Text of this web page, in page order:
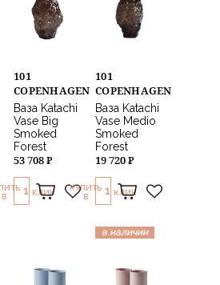
101
COPENHAGEN
Ваза Katachi
Vase Big
Smoked
Forest
53 708 ₽
В
1 КЛИК
101
COPENHAGEN
Ваза Katachi
Vase Medio
Smoked
Forest
19 720 ₽
КУПИТЬ
В
1 КЛИК
в наличии